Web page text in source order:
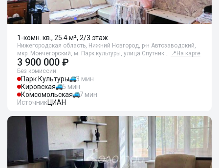
1-комн. кв., 25.4 м², 2/3 этаж
Нижегородская область, Нижний Новгород, р-н Автозаводский,
мкр. Мончегорский, м. Парк культуры, улица Спутник… 📍 На карте
3 900 000 ₽
Без комиссии
Парк Культуры
3 мин
Кировская
5 мин
Комсомольская
7 мин
ИсточникЦИАН